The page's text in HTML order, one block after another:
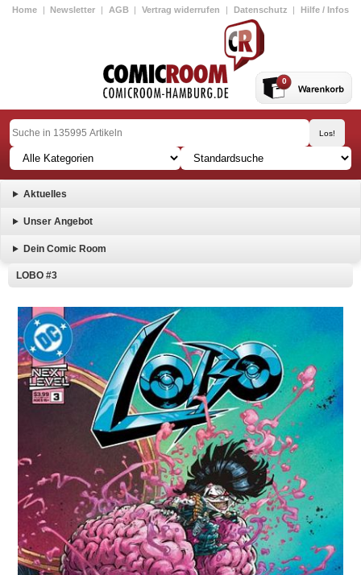
Home | Newsletter | AGB | Vertrag widerrufen | Datenschutz | Hilfe / Infos
0
Aktuelles
Unser Angebot
Dein Comic Room
LOBO #3